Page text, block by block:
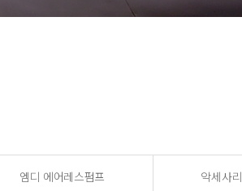
엠디 에어레스펌프 악세사리